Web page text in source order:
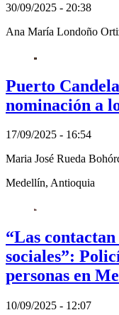
30/09/2025 - 20:38
Ana María Londoño
Puerto
nominación a
17/09/2025 - 16:54
Maria José Rueda
Medellín, Antioquia
“Las
sociales”:
personas en
10/09/2025 - 12:07